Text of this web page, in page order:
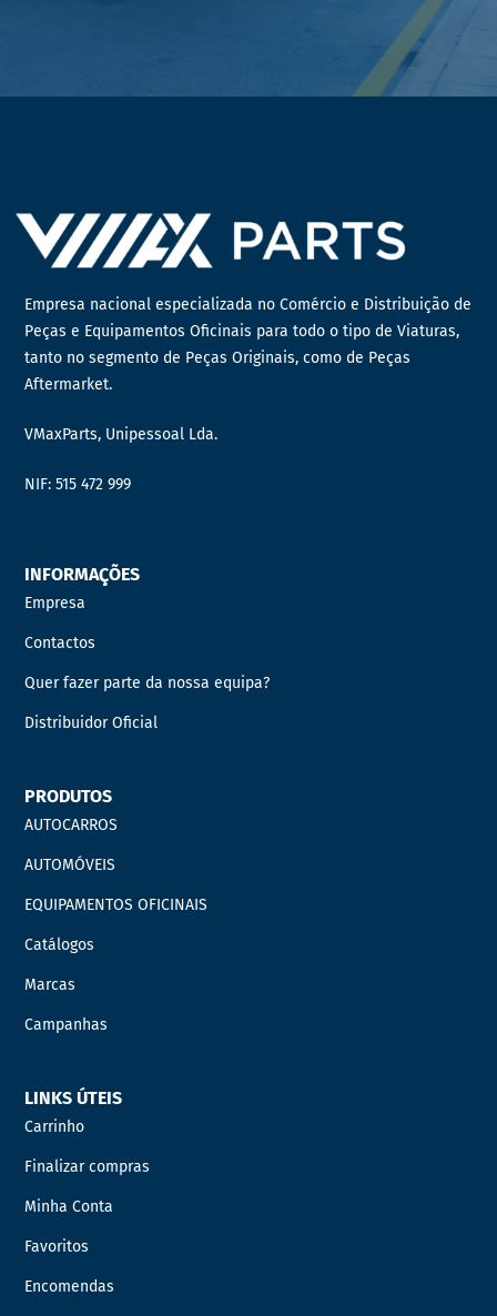
Empresa nacional especializada no Comércio e Distribuição de
Peças e Equipamentos Oficinais para todo o tipo de Viaturas,
tanto no segmento de Peças Originais, como de Peças
Aftermarket.
VMaxParts, Unipessoal Lda.
NIF: 515 472 999
INFORMAÇÕES
Empresa
Contactos
Quer fazer parte da nossa equipa?
Distribuidor Oficial
PRODUTOS
AUTOCARROS
AUTOMÓVEIS
EQUIPAMENTOS OFICINAIS
Catálogos
Marcas
Campanhas
LINKS ÚTEIS
Carrinho
Finalizar compras
Minha Conta
Favoritos
Encomendas